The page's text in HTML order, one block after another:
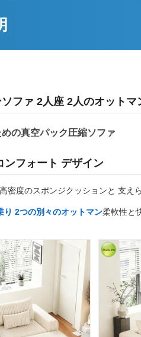
ファ 2人座 2人のオット
の真空パック圧縮ソファ
ンフォート デザイン
密度のスポンジクッションと 支え
り 2つの別々のオットマン柔軟性と